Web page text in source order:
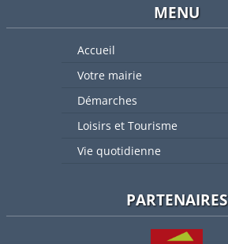
MENU
Accueil
Votre mairie
Démarches
Loisirs et Tourisme
Vie quotidienne
PARTENAIRES